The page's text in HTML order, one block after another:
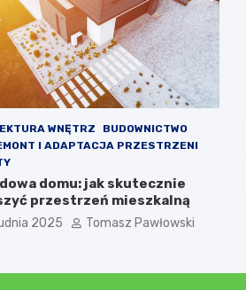
WNĘTRZ
BUDOWNICTWO
I ADAPTACJA PRZESTRZENI
domu: jak skutecznie
przestrzeń mieszkalną
2025 Tomasz Pawłowski